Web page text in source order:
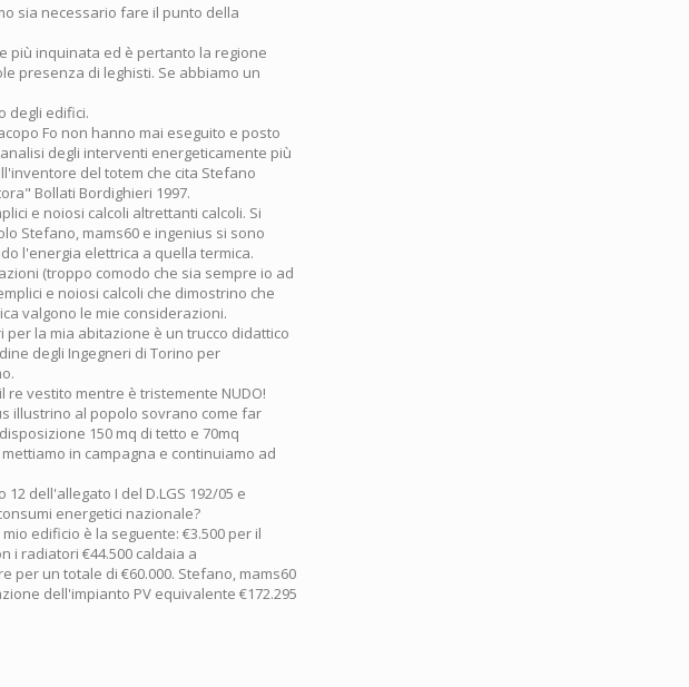
sia necessario fare il punto della
più inquinata ed è pertanto la regione
presenza di leghisti. Se abbiamo un
degli edifici.
Fo non hanno mai eseguito e posto
degli interventi energeticamente più
del totem che cita Stefano
Bollati Bordighieri 1997.
e noiosi calcoli altrettanti calcoli. Si
Stefano, mams60 e ingenius si sono
l'energia elettrica a quella termica.
(troppo comodo che sia sempre io ad
e noiosi calcoli che dimostrino che
valgono le mie considerazioni.
per la mia abitazione è un trucco didattico
degli Ingegneri di Torino per
re vestito mentre è tristemente NUDO!
illustrino al popolo sovrano come far
150 mq di tetto e 70mq
in campagna e continuiamo ad
12 dell'allegato I del D.LGS 192/05 e
energetici nazionale?
edificio è la seguente: €3.500 per il
i radiatori €44.500 caldaia a
un totale di €60.000. Stefano, mams60
dell'impianto PV equivalente €172.295